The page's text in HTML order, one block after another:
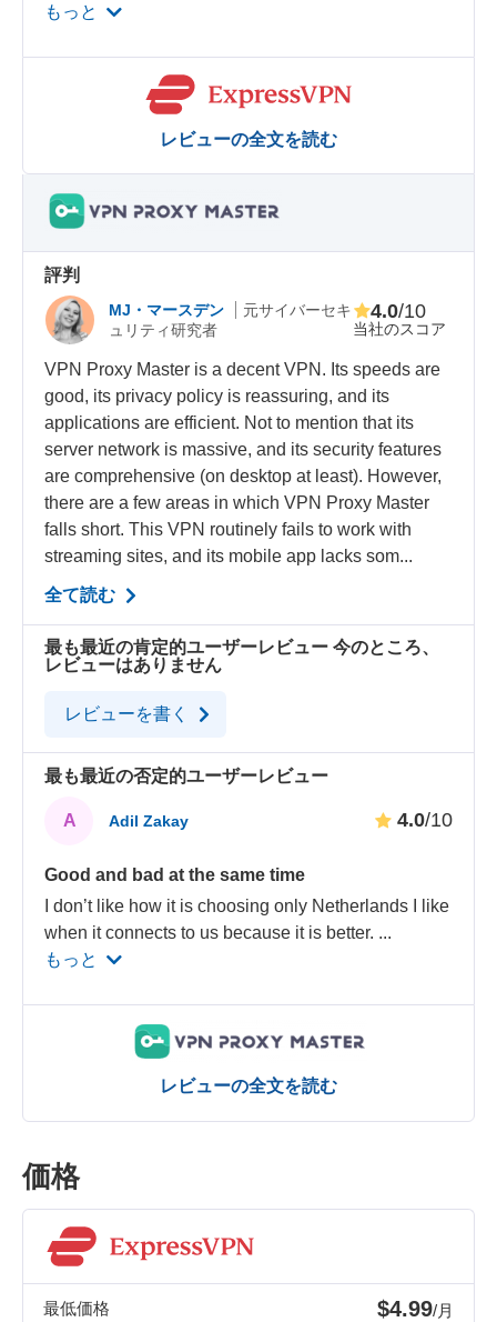
もっと
レビューの全文を読む
評判
MJ・マースデン
元サイバーセキ
ュリティ研究者
当社のスコア
4.0/10
VPN Proxy Master is a decent VPN. Its speeds are
good, its privacy policy is reassuring, and its
applications are efficient. Not to mention that its
server network is massive, and its security features
are comprehensive (on desktop at least). However,
there are a few areas in which VPN Proxy Master
falls short. This VPN routinely fails to work with
streaming sites, and its mobile app lacks som...
全て読む
最も最近の肯定的ユーザーレビュー 今のところ、
レビューはありません
レビューを書く
最も最近の否定的ユーザーレビュー
A Adil Zakay 4.0/10
Good and bad at the same time
I don’t like how it is choosing only Netherlands I like
when it connects to us because it is better. ...
もっと
レビューの全文を読む
価格
最低価格 $4.99/月